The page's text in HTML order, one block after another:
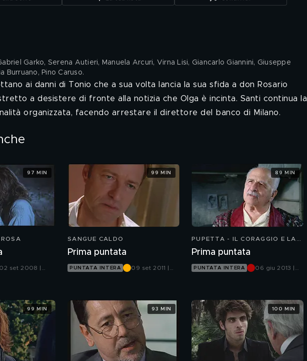
Garko, Serena Autieri, Manuela Arcuri, Virna Lisi, Giancarlo Giannini, Giuseppe
Burruano, Pino Caruso.
ai danni di Tonio che a sua volta lancia la sua sfida a don Rosario
a desistere di fronte alla notizia che Olga è incinta. Santi continua la
organizzata, facendo arrestare il direttore del banco di Milano.
02 set 2008 |
97 MIN
SANGUE CALDO
Prima puntata
PUNTATA INTERA
09 set 2011 |
99 MIN
PUPETTA - IL CORAGGIO E LA
Prima puntata
PUNTATA INTERA
06 giu 2013 |
89 MIN
99 MIN 93 MIN 100 MIN